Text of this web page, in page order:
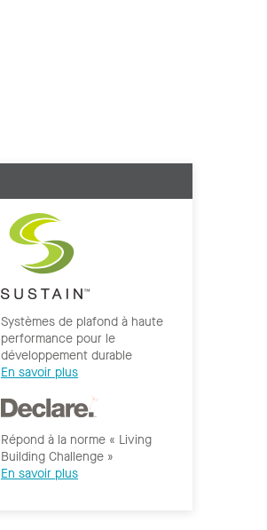
Systèmes de plafond à haute
performance pour le
développement durable
En savoir plus
Répond à la norme « Living
Building Challenge »
En savoir plus